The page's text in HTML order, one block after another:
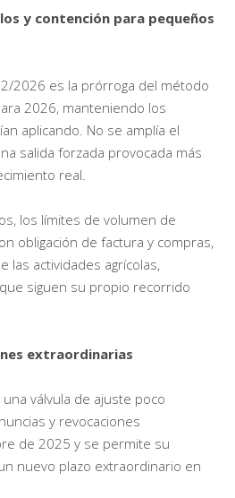
y contención para pequeños
2026 es la prórroga del método
2026, manteniendo los
aplicando. No se amplía el
salida forzada provocada más
real.
los límites de volumen de
obligación de factura y compras,
las actividades agrícolas,
siguen su propio recorrido
extraordinarias
válvula de ajuste poco
y revocaciones
de 2025 y se permite su
nuevo plazo extraordinario en